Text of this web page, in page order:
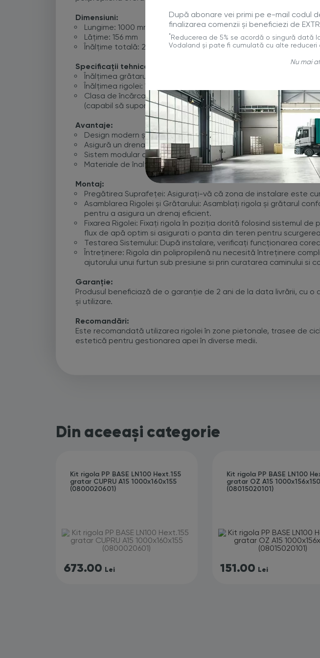
Dimensiuni:
Lungime: 1000 mm (1 metru)
Lățime: 156 mm
Înălțime totală: 200 mm
Specificații tehnice:
Înălțimea grătarului: 100 mm
Înălțimea rigolei: 100 mm
Clasa de încărcare: A15 (capabil să suporte o sarcină de până
(capabil să suporte o sarcină de până la 25 de tone, adecvat
Avantaje:
Design modern și discret care oferă o estetică plăcută și
Asigură un drenaj eficient, prevenind acumularea apei.
Sistem modular care permite o instalare ușoară și rapidă.
Materiale de înaltă calitate durabile și rezistente la coroziune.
Montaj:
Pregătirea Suprafeței: Asigurați-vă că zona de instalare este
Asamblarea Rigolei și Grătarului: Asamblați rigola și grătarul
pentru a asigura un drenaj eficient.
Fixarea Rigolei: Fixați rigola în poziția dorită folosind sistemul
flux de apă optim si asigurati o panta din teren pentru
Testarea Sistemului: După instalare, verificați funcționarea
Întreținere: Rigola din polipropilenă nu necesită întreținere
ajutorului unui furtun sub presiune si prin curatarea caminului si
Garanție:
Produsul beneficiază de o garanție de 2 ani de la data livrării, cu
și utilizare.
Recomandări:
Este recomandată utilizarea rigolei în zone pietonale, trasee de
estetică pentru gestionarea apei în diverse medii.
Din aceeași categorie
Kit rigola PP BASE LN100 Hext.155
gratar CUPRU A15 1000x160x155
(0800020601)
673.00 Lei
Kit rigola PP BASE LN100
gratar OZ A15 1000x156x150
(08015020101)
151.00 Lei
După abonare vei primi pe e-mail codul
finalizarea comenzii și beneficiezi de
*Reducerea de 5% se acordă o singură
Vodaland și pate fi cumulată cu alte reduceri
Nu mai